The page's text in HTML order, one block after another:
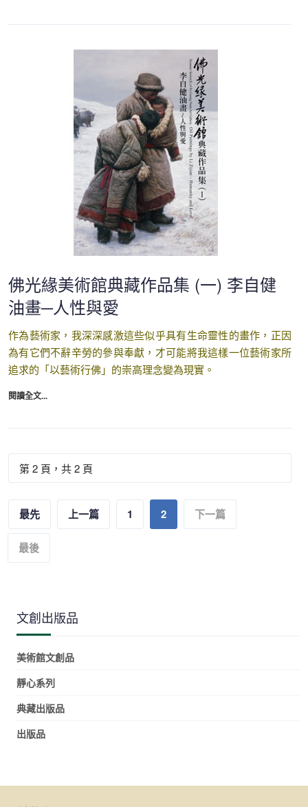
佛光緣美術館典藏作品集 (一) 李自健
油畫─人性與愛
作為藝術家，我深深感激這些似乎具有生命靈性的畫作，正因
為有它們不辭辛勞的參與奉獻，才可能將我這樣一位藝術家所
追求的「以藝術行佛」的崇高理念變為現實。
閱讀全文...
第 2 頁，共 2 頁
最先 上一篇 1 2 下一篇
最後
文創出版品
美術館文創品
靜心系列
典藏出版品
出版品